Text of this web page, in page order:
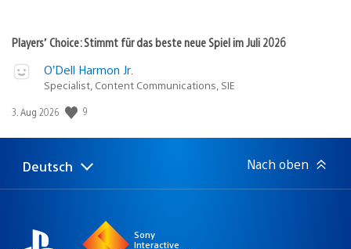
Players’ Choice: Stimmt für das beste neue Spiel im Juli 2026
O’Dell Harmon Jr.
Specialist, Content Communications, SIE
Veröffentlichungsdatum:
3. Aug 2026 9
Select
a
Aktuelle
Region:
Deutsch Nach oben
Sony
Interactive